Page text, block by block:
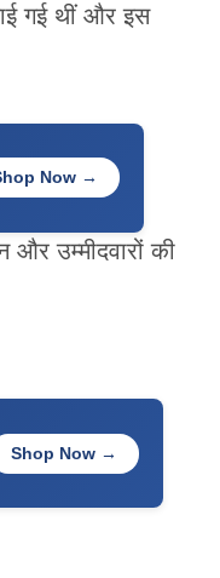
गई थीं और इस
Now →
उम्मीदवारों की
Shop Now →